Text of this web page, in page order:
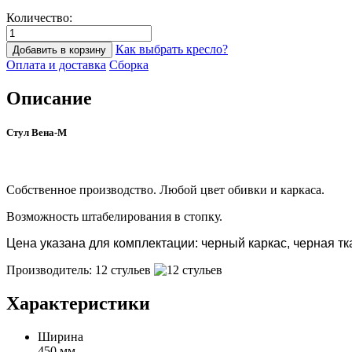
Количество:
Добавить в корзину
Как выбрать кресло?
Оплата и доставка Сборка
Описание
Стул Вена-М
Собственное производство. Любой цвет обивки и каркаса.
Возможность штабелирования в стопку.
Цена указана для комплектации: черный каркас, черная
Производитель: 12 стульев
Характеристики
Ширина